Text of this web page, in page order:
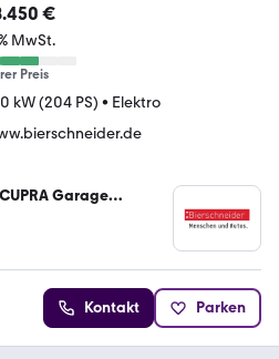
€
MwSt.
Preis
kW (204 PS) • Elektro
Garage
Kontakt Parken